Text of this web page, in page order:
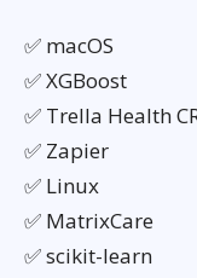
✅ macOS
✅ XGBoost
✅ Trella Health
✅ Zapier
✅ Linux
✅ MatrixCare
✅ scikit-learn